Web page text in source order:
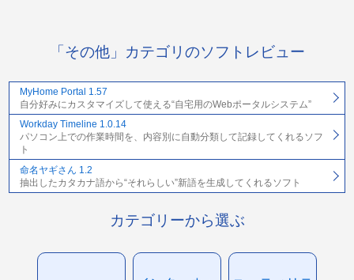
「その他」カテゴリのソフトレビュー
MyHome Portal 1.57
自分好みにカスタマイズして使える“自宅用のWebポータルシステム”
Workday Timeline 1.0.14
パソコン上での作業時間を、内容別に自動分類して記録してくれるソフ
ト
命名ヤギさん 1.2
抽出したカタカナ語から“それらしい”新語を生成してくれるソフト
カテゴリーから選ぶ